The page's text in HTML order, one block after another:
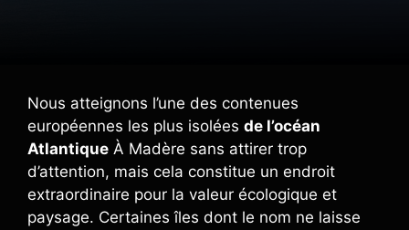
Nous atteignons l’une des contenues
européennes les plus isolées de l’océan
Atlantique À Madère sans attirer trop
d’attention, mais cela constitue un endroit
extraordinaire pour la valeur écologique et
paysage. Certaines îles dont le nom ne laisse